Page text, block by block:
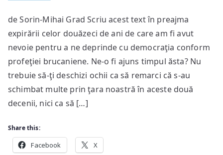
de
ani
degeaba?
de Sorin-Mihai Grad Scriu acest text în preajma
expirării celor douăzeci de ani de care am fi avut
nevoie pentru a ne deprinde cu democraţia conform
profeţiei brucaniene. Ne-o fi ajuns timpul ăsta? Nu
trebuie să-ţi deschizi ochii ca să remarci că s-au
schimbat multe prin ţara noastră în aceste două
decenii, nici ca să […]
Share this:
Facebook X